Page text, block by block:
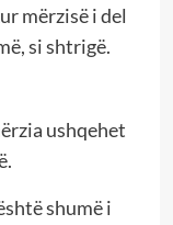
mërzisë i del
si shtrigë.
ushqehet
shumë i